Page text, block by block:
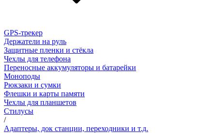
GPS-трекер
Держатели на руль
Защитные пленки и стёкла
Чехлы для телефона
Переносные аккумуляторы и батарейки
Моноподы
Рюкзаки и сумки
Флешки и карты памяти
Чехлы для планшетов
Стилусы
/
Адаптеры, док станции, переходники и т.д.